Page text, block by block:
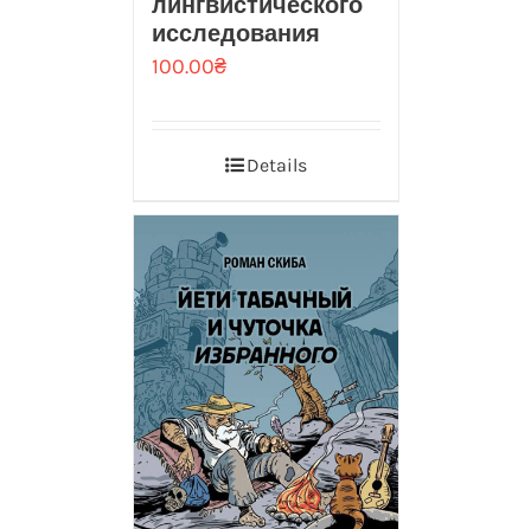
исследования
100.00₴
Details